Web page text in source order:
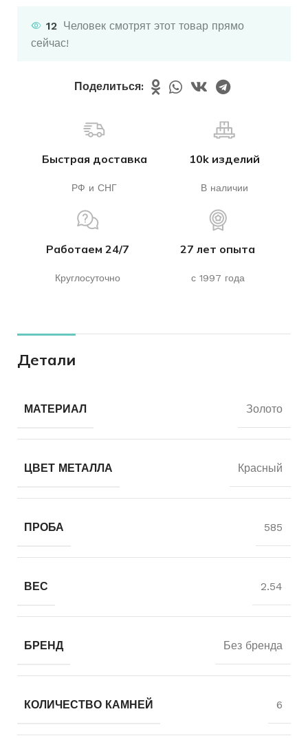
12 Человек смотрят этот товар прямо
сейчас!
Поделиться:
Быстрая доставка
РФ и СНГ
10k изделий
В наличии
Работаем 24/7
Круглосуточно
27 лет опыта
с 1997 года
Детали
МАТЕРИАЛ Золото
ЦВЕТ МЕТАЛЛА Красный
ПРОБА 585
ВЕС 2.54
БРЕНД Без бренда
КОЛИЧЕСТВО КАМНЕЙ 6